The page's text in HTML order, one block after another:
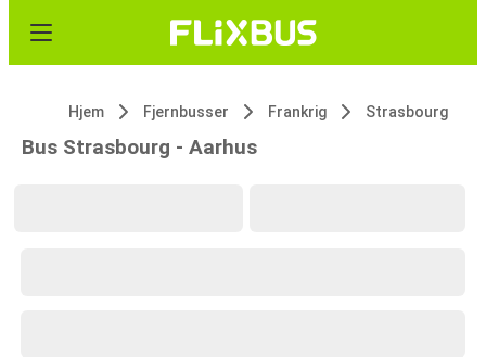
Hjem Fjernbusser Frankrig Strasbourg
Bus Strasbourg - Aarhus